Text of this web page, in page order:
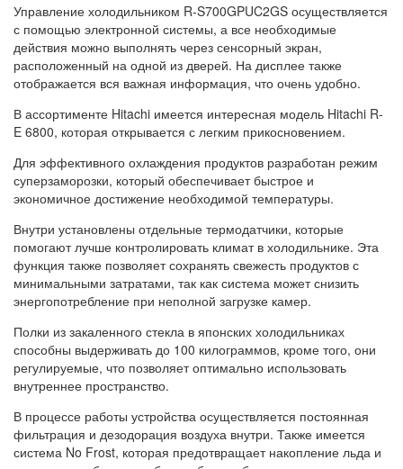
Управление холодильником R-S700GPUC2GS осуществляется
с помощью электронной системы, а все необходимые
действия можно выполнять через сенсорный экран,
расположенный на одной из дверей. На дисплее также
отображается вся важная информация, что очень удобно.
В ассортименте Hitachi имеется интересная модель Hitachi R-
E 6800, которая открывается с легким прикосновением.
Для эффективного охлаждения продуктов разработан режим
суперзаморозки, который обеспечивает быстрое и
экономичное достижение необходимой температуры.
Внутри установлены отдельные термодатчики, которые
помогают лучше контролировать климат в холодильнике. Эта
функция также позволяет сохранять свежесть продуктов с
минимальными затратами, так как система может снизить
энергопотребление при неполной загрузке камер.
Полки из закаленного стекла в японских холодильниках
способны выдерживать до 100 килограммов, кроме того, они
регулируемые, что позволяет оптимально использовать
внутреннее пространство.
В процессе работы устройства осуществляется постоянная
фильтрация и дезодорация воздуха внутри. Также имеется
система No Frost, которая предотвращает накопление льда и